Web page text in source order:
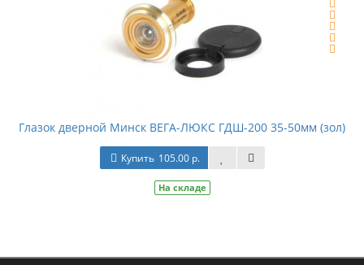
Глазок дверной Минск ВЕГА-ЛЮКС ГДШ-200 35-50мм (зол)
Купить 105.00 р.
На складе